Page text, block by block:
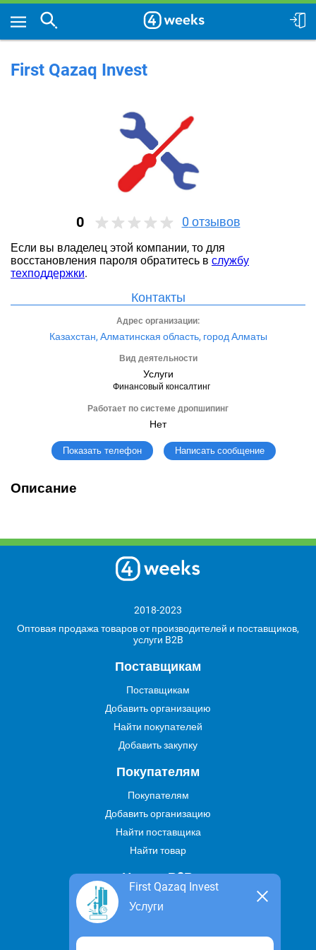
First Qazaq Invest
0 0 отзывов
Если вы владелец этой компании, то для
восстановления пароля обратитесь в службу
техподдержки.
Контакты
Адрес организации:
Казахстан, Алматинская область, город Алматы
Вид деятельности
Услуги
Финансовый консалтинг
Работает по системе дропшипинг
Нет
Показать телефон Написать сообщение
Описание
First Qazaq Invest
Услуги
2018-2023
Оптовая продажа товаров от производителей и поставщиков,
услуги B2B
Поставщикам
Поставщикам
Добавить организацию
Найти покупателей
Добавить закупку
Покупателям
Покупателям
Добавить организацию
Найти поставщика
Найти товар
Услуги В2В
Найти услугу
Предложить свою услугу
Дропшиппинг